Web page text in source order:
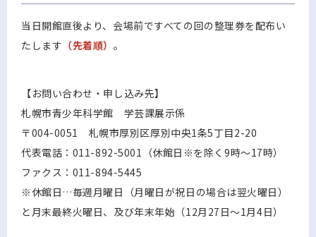
当日開館直後より、会場前ですべての回の整理券を配布い
たします （先着順）。
【お問い合わせ・申し込み先】
札幌市青少年科学館 学芸課展示係
〒004-0051 札幌市厚別区厚別中央1条5丁目2-20
代表電話：011-892-5001（休館日※を除く9時～17時）
ファクス：011-894-5445
※休館日…毎週月曜日（月曜日が祝日の場合は翌火曜日）
と月末最終火曜日、及び年末年始（12月27日～1月4日）